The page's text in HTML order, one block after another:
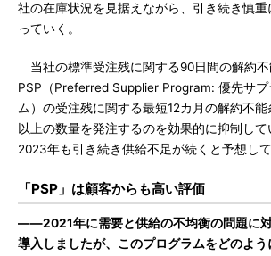
社の在庫状況を見据えながら、引き続き慎
っていく。
当社の標準受注残に関する90日間の解約不
PSP（Preferred Supplier Program: 優先サプ
ム）の受注残に関する最短12カ月の解約不
以上の数量を発注するのを効果的に抑制して
2023年も引き続き供給不足が続くと予想して
「PSP」は顧客からも高い評価
――2021年に需要と供給の不均衡の問題に
導入しましたが、このプログラムをどのよ